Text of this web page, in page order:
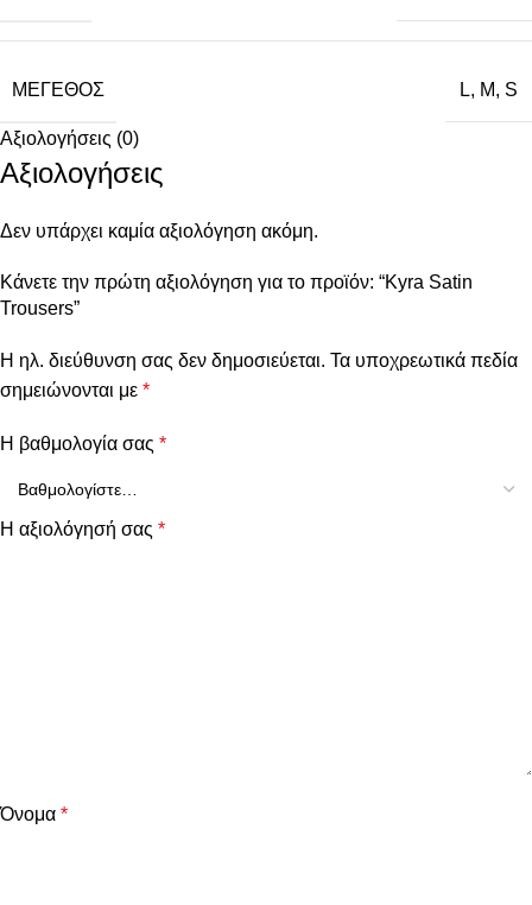
ΜΈΓΕΘΟΣ L, M, S
Αξιολογήσεις (0)
Αξιολογήσεις
Δεν υπάρχει καμία αξιολόγηση ακόμη.
Κάνετε την πρώτη αξιολόγηση για το προϊόν: “Kyra Satin
Trousers”
Η ηλ. διεύθυνση σας δεν δημοσιεύεται. Τα υποχρεωτικά πεδία
σημειώνονται με *
Η βαθμολογία σας *
Η αξιολόγησή σας *
Όνομα *